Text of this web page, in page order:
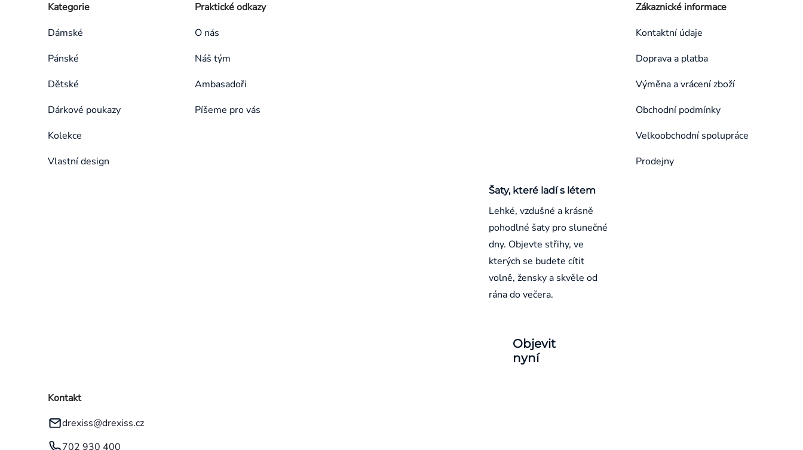
kategorie
Kategorie
Dámské
Pánské
Dětské
Dárkové poukazy
Kolekce
Vlastní design
Praktické odkazy
O nás
Náš tým
Ambasadoři
Píšeme pro vás
Šaty, které ladí s létem
Lehké, vzdušné a krásně
pohodlné šaty pro slunečné
dny. Objevte střihy, ve
kterých se budete cítit
volně, žensky a skvěle od
rána do večera.
Objevit
nyní
Zákaznické informace
Kontaktní údaje
Doprava a platba
Výměna a vrácení zboží
Obchodní podmínky
Velkoobchodní spolupráce
Prodejny
Kontakt
drexiss@drexiss.cz
702 930 400